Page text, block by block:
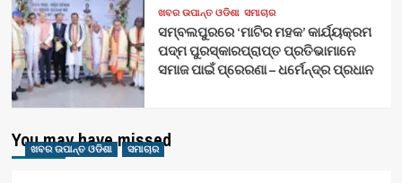
ଖବର ଉପାନ୍ତ ଓଡିଶା ସମାଚାର
ସମ୍ବଲପୁରରେ ‘ମାଟିର ମହକ’ କାର୍ଯ୍ୟକ୍ରମ
ପଦ୍ମ ପୁରସ୍କାରପ୍ରାପ୍ତ ପ୍ରତିଭାମାନେ
ସମାଜ ପାଇଁ ପ୍ରେରଣା – ଧର୍ମେନ୍ଦ୍ର ପ୍ରଧାନ
You may have missed
ଖବର ଉପାନ୍ତ ଓଡିଶା ସମାଚାର